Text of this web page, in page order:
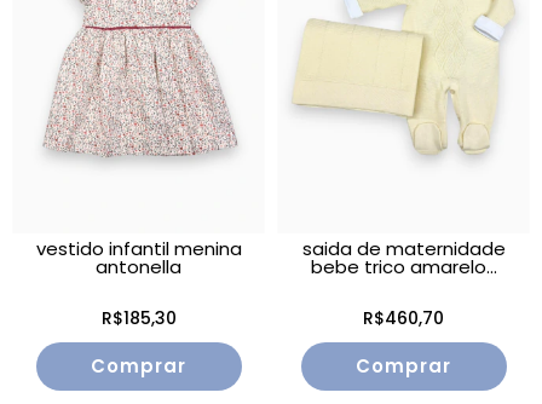
vestido infantil menina
antonella
R$185,30
Comprar
saida de maternidade
bebe trico amarelo...
R$460,70
Comprar